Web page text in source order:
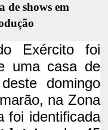
de shows em
Exércitofoi
uma casa de
domingo
na Zona
foi identificada